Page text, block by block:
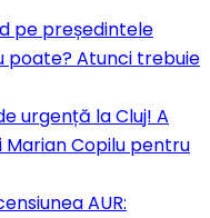
pe președintele
poate? Atunci trebuie
urgență la Cluj! A
Marian Copilu pentru
AUR: